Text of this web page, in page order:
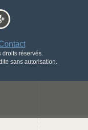
droits réservés.
sans autorisation.